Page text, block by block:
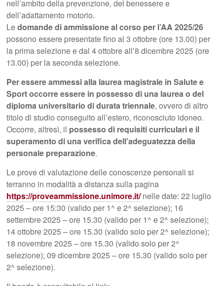
nell’ambito della prevenzione, del benessere e
dell’adattamento motorio.
Ledomande di ammissione al corso per l’AA 2025/26
possono essere presentate fino al 3 ottobre (ore 13.00) per
la prima selezione e dal 4 ottobre all’8 dicembre 2025 (ore
13.00) per la seconda selezione.
Per essere ammessi alla laurea magistrale in Salute e
Sport occorre essere in possesso di una laurea o del
diploma universitario di durata triennale, ovvero di altro
titolo di studio conseguito all’estero, riconosciuto idoneo.
Occorre, altresì, il possesso di requisiti curriculari e il
superamento di una verifica dell’adeguatezza della
personale preparazione.
Le prove di valutazione delle conoscenze personali si
terranno in modalità a distanza sulla pagina
https://proveammissione.unimore.it/nelle date: 22 luglio
2025 – ore 15:30 (valido per 1^ e 2^ selezione); 16
settembre 2025 – ore 15.30 (valido per 1^ e 2^ selezione);
14 ottobre 2025 – ore 15.30 (valido solo per 2^ selezione);
18 novembre 2025 – ore 15.30 (valido solo per 2^
selezione); 09 dicembre 2025 – ore 15.30 (valido solo per
2^ selezione).